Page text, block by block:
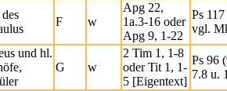
F w
Apg 22,
1a.3-16 oder
Apg 9, 1-22
Ps
vgl.
und hl.
G w
2 Tim 1, 1-8
oder Tit 1, 1-
5 [Eigentext]
Ps 96
7.8 u.